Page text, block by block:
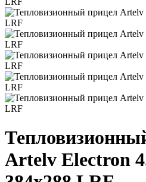
Artelv Electron